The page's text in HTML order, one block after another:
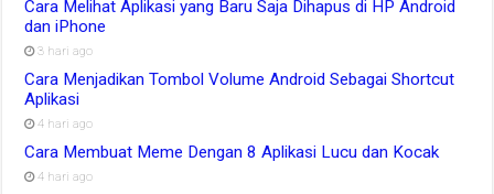
Cara Melihat Aplikasi yang Baru Saja Dihapus di HP Android
dan iPhone
3 hari ago
Cara Menjadikan Tombol Volume Android Sebagai Shortcut
Aplikasi
4 hari ago
Cara Membuat Meme Dengan 8 Aplikasi Lucu dan Kocak
4 hari ago